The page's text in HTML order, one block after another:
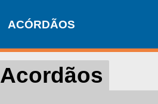
ACÓRDÃOS
Acordãos